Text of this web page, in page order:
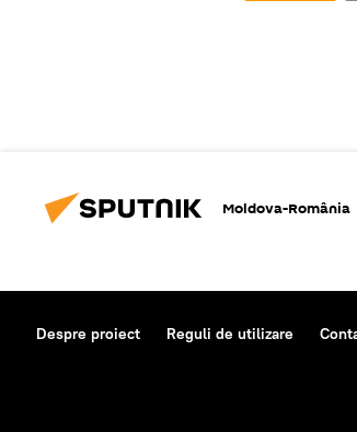
Moldova-România
Despre proiect Reguli de utilizare